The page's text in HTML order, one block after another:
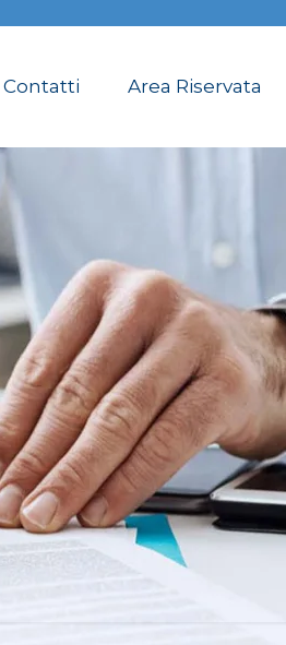
Contatti Area Riservata